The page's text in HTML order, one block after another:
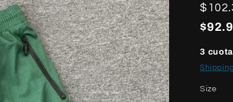
price
3
Shipping
Size